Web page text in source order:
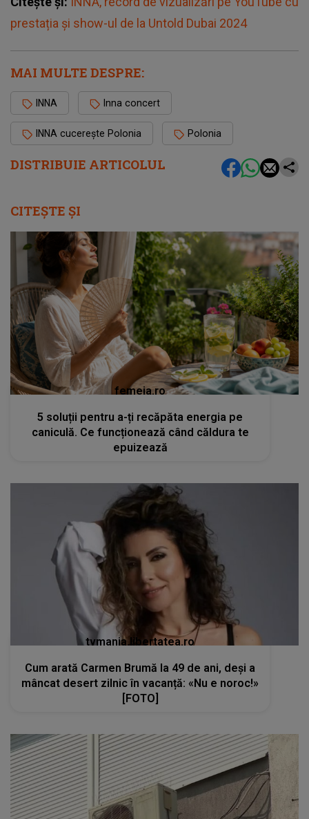
DISTRIBUIE ARTICOLUL
prestația și show-ul de la Untold Dubai 2024
MAI MULTE DESPRE:
INNA Inna concert
INNA cucerește Polonia Polonia
CITEȘTE ȘI
femeia.ro
5 soluții pentru a-ți recăpăta energia pe
caniculă. Ce funcționează când căldura te
epuizează
tvmania.libertatea.ro
Cum arată Carmen Brumă la 49 de ani, deși a
mâncat desert zilnic în vacanță: «Nu e noroc!»
[FOTO]